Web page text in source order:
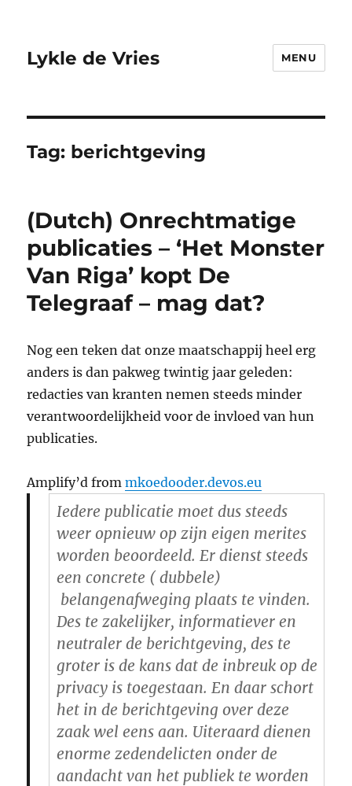
Lykle de Vries MENU
Tag: berichtgeving
(Dutch) Onrechtmatige
publicaties – ‘Het Monster
Van Riga’ kopt De
Telegraaf – mag dat?
Nog een teken dat onze maatschappij heel erg
anders is dan pakweg twintig jaar geleden:
redacties van kranten nemen steeds minder
verantwoordelijkheid voor de invloed van hun
publicaties.
Amplify’d frommkoedooder.devos.eu
Iedere publicatie moet dus steeds
weer opnieuw op zijn eigen merites
worden beoordeeld. Er dienst steeds
een concrete ( dubbele)
belangenafweging plaats te vinden.
Des te zakelijker, informatiever en
neutraler de berichtgeving, des te
groter is de kans dat de inbreuk op de
privacy is toegestaan. En daar schort
het in de berichtgeving over deze
zaak wel eens aan. Uiteraard dienen
enorme zedendelicten onder de
aandacht van het publiek te worden